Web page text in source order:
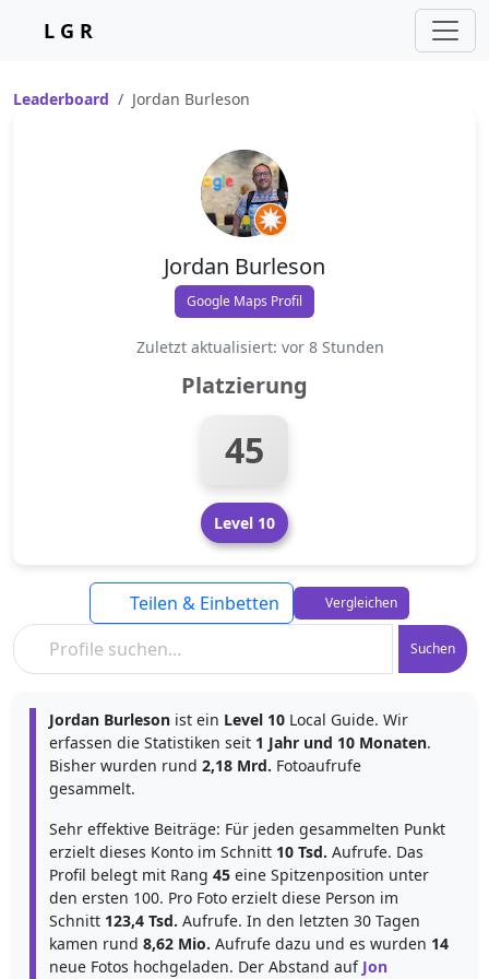
L G R
Leaderboard Jordan Burleson
Jordan Burleson
Google Maps Profil
Zuletzt aktualisiert: vor 8 Stunden
Platzierung
45
Level 10
Suchen
Teilen & Einbetten Vergleichen
Jordan Burleson ist ein Level 10 Local Guide. Wir
erfassen die Statistiken seit 1 Jahr und 10 Monaten.
Bisher wurden rund 2,18 Mrd. Fotoaufrufe
gesammelt.
Sehr effektive Beiträge: Für jeden gesammelten Punkt
erzielt dieses Konto im Schnitt 10 Tsd. Aufrufe. Das
Profil belegt mit Rang 45 eine Spitzenposition unter
den ersten 100. Pro Foto erzielt diese Person im
Schnitt 123,4 Tsd. Aufrufe. In den letzten 30 Tagen
kamen rund 8,62 Mio. Aufrufe dazu und es wurden 14
neue Fotos hochgeladen. Der Abstand auf Jon